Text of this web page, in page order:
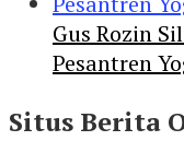
Gus Rozin
Pesantren
Situs Berita